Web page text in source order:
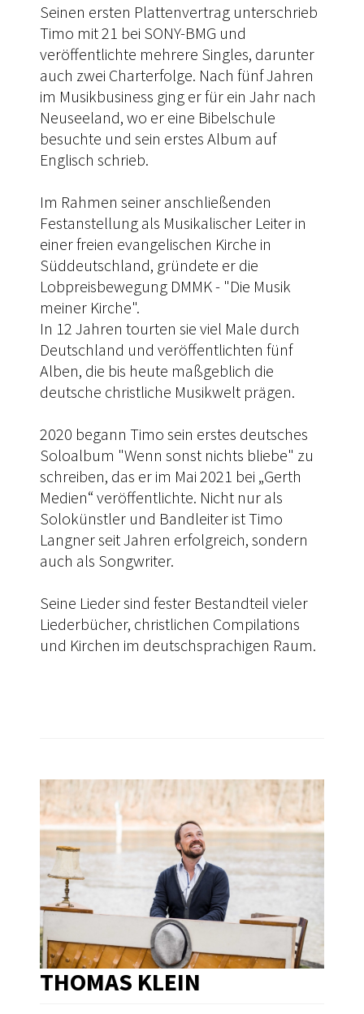
Seinen ersten Plattenvertrag unterschrieb
Timo mit 21 bei SONY-BMG und
veröffentlichte mehrere Singles, darunter
auch zwei Charterfolge. Nach fünf Jahren
im Musikbusiness ging er für ein Jahr nach
Neuseeland, wo er eine Bibelschule
besuchte und sein erstes Album auf
Englisch schrieb.
Im Rahmen seiner anschließenden
Festanstellung als Musikalischer Leiter in
einer freien evangelischen Kirche in
Süddeutschland, gründete er die
Lobpreisbewegung DMMK - "Die Musik
meiner Kirche".
In 12 Jahren tourten sie viel Male durch
Deutschland und veröffentlichten fünf
Alben, die bis heute maßgeblich die
deutsche christliche Musikwelt prägen.
2020 begann Timo sein erstes deutsches
Soloalbum "Wenn sonst nichts bliebe" zu
schreiben, das er im Mai 2021 bei „Gerth
Medien“ veröffentlichte. Nicht nur als
Solokünstler und Bandleiter ist Timo
Langner seit Jahren erfolgreich, sondern
auch als Songwriter.
Seine Lieder sind fester Bestandteil vieler
Liederbücher, christlichen Compilations
und Kirchen im deutschsprachigen Raum.
THOMAS KLEIN